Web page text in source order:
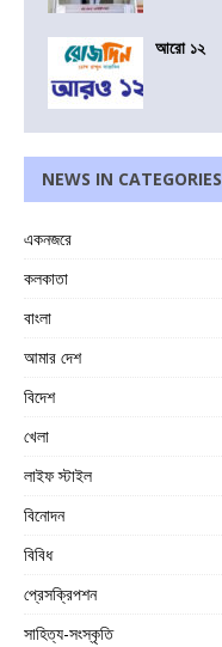
আরো ১২
NEWS IN CATEGORIES
একনজরে
কলকাতা
বাংলা
আমার দেশ
বিদেশ
খেলা
লাইফ স্টাইল
বিনোদন
বিবিধ
প্রেসক্রিপশন
সাহিত্য-সংস্কৃতি